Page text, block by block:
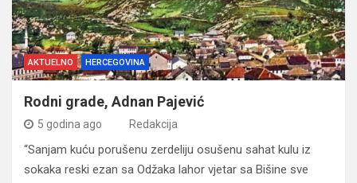
AKTUELNO HERCEGOVINA
Rodni grade, Adnan Pajević
5 godina ago Redakcija
“Sanjam kuću porušenu zerdeliju osušenu sahat kulu iz
sokaka reski ezan sa Odžaka lahor vjetar sa Bišine sve